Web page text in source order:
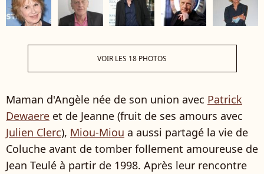
VOIR LES 18 PHOTOS
Maman d'Angèle née de son union avec Patrick
Dewaere et de Jeanne (fruit de ses amours avec
Julien Clerc), Miou-Miou a aussi partagé la vie de
Coluche avant de tomber follement amoureuse de
Jean Teulé à partir de 1998. Après leur rencontre